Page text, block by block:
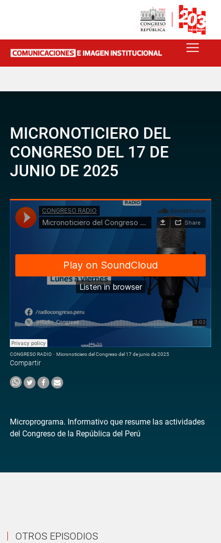
MICRONOTICIERO DEL
CONGRESO DEL 17 DE
JUNIO DE 2025
CONGRESO RADIO · Micronoticiero del Congreso del 17 de junio de 2025
Compartir
Microprograma. Informativo que resume las actividades
del Congreso de la República del Perú
OTROS EPISODIOS